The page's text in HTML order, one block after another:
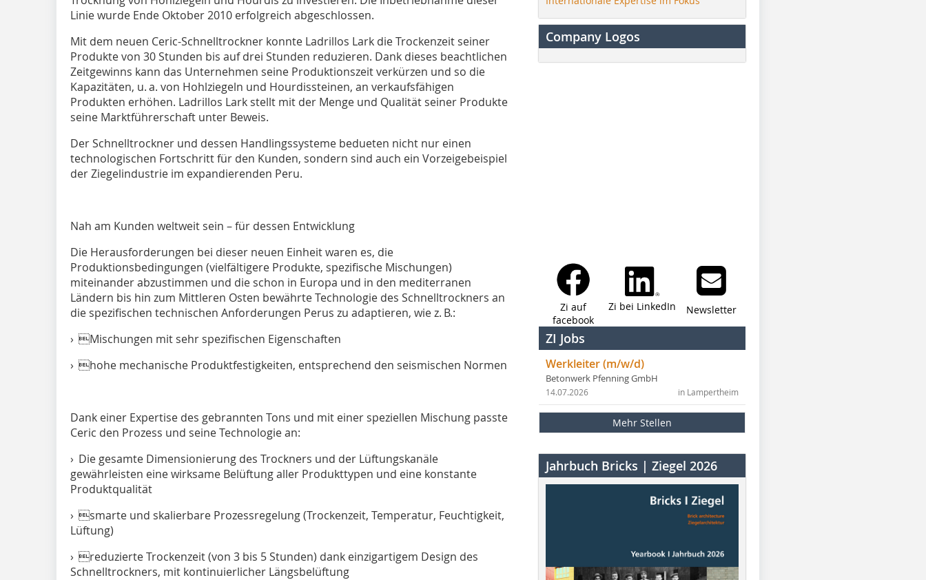
Linie wurde Ende Oktober 2010 erfolgreich abgeschlossen.
Mit dem neuen Ceric-Schnelltrockner konnte Ladrillos Lark die Trockenzeit seiner
Produkte von 30 Stunden bis auf drei Stunden reduzieren. Dank dieses beachtlichen
Zeitgewinns kann das Unternehmen seine Produktionszeit verkürzen und so die
Kapazitäten, u. a. von Hohlziegeln und Hourdissteinen, an verkaufsfähigen
Produkten erhöhen. Ladrillos Lark stellt mit der Menge und Qualität seiner Produkte
seine Marktführerschaft unter Beweis.
Der Schnelltrockner und dessen Handlingssysteme bedueten nicht nur einen
technologischen Fortschritt für den Kunden, sondern sind auch ein Vorzeigebeispiel
der Ziegelindustrie im expandierenden Peru.
Nah am Kunden weltweit sein – für dessen Entwicklung
Die Herausforderungen bei dieser neuen Einheit waren es, die
Produktionsbedingungen (vielfältigere Produkte, spezifische Mischungen)
miteinander abzustimmen und die schon in Europa und in den mediterranen
Ländern bis hin zum Mittleren Osten bewährte Technologie des Schnelltrockners an
die spezifischen technischen Anforderungen Perus zu adaptieren, wie z. B.:
› Mischungen mit sehr spezifischen Eigenschaften
› hohe mechanische Produktfestigkeiten, entsprechend den seismischen Normen
Dank einer Expertise des gebrannten Tons und mit einer speziellen Mischung passte
Ceric den Prozess und seine Technologie an:
› Die gesamte Dimensionierung des Trockners und der Lüftungskanäle
gewährleisten eine wirksame Belüftung aller Produkttypen und eine konstante
Produktqualität
› smarte und skalierbare Prozessregelung (Trockenzeit, Temperatur, Feuchtigkeit,
Lüftung)
› reduzierte Trockenzeit (von 3 bis 5 Stunden) dank einzigartigem Design des
Schnelltrockners, mit kontinuierlicher Längsbelüftung
Company Logos
Zi auf
facebook
Zi bei LinkedIn Newsletter
ZI Jobs
Werkleiter (m/w/d)
Betonwerk Pfenning GmbH
in Lampertheim
14.07.2026
Mehr Stellen
Jahrbuch Bricks | Ziegel 2026